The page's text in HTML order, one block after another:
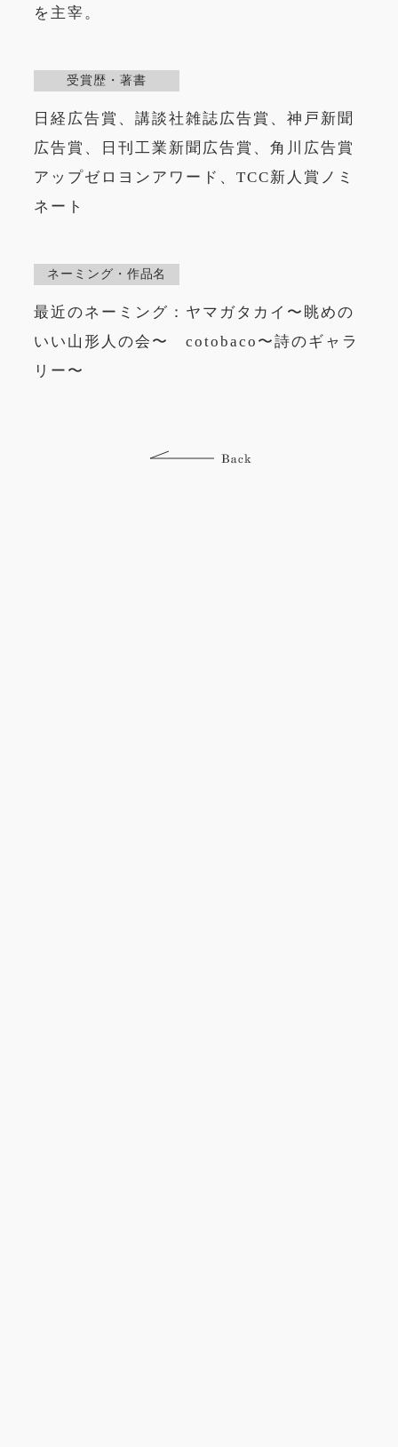
を主宰。
受賞歴・著書
日経広告賞、講談社雑誌広告賞、神戸新聞
広告賞、日刊工業新聞広告賞、角川広告賞
アップゼロヨンアワード、TCC新人賞ノミ
ネート
ネーミング・作品名
最近のネーミング：ヤマガタカイ〜眺めの
いい山形人の会〜 cotobaco〜詩のギャラ
リー〜